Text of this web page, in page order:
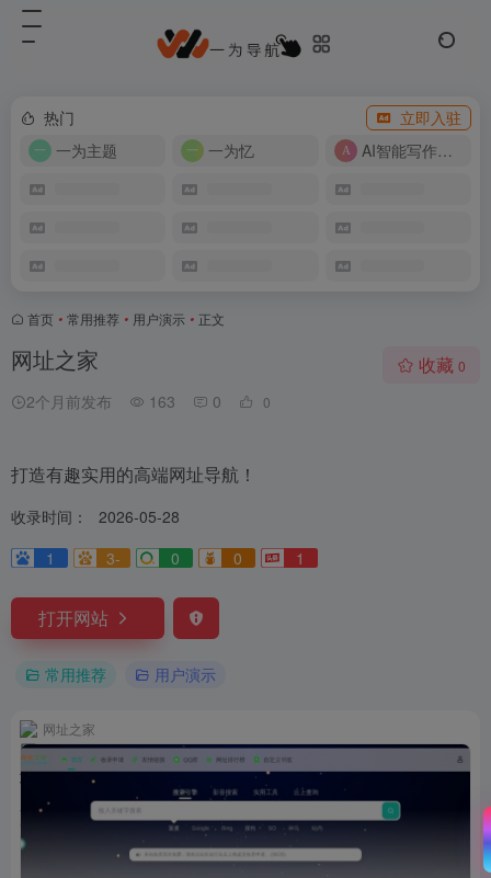
热门
立即入驻
一为主题
一为忆 AI智能写作工具
首页 • 常用推荐 • 用户演示 • 正文
网址之家
2个月前发布 163 0 0
收藏 0
打造有趣实用的高端网址导航！
收录时间：
2026-05-28
1
3- 0 0 1
打开网站
常用推荐 用户演示
网址之家